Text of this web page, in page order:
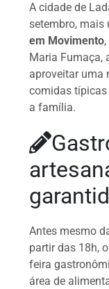
at
s
A
p
p
c
e
b
o
o
A cidade de
setembro, mais
em Movimento
Maria Fumaça,
aproveitar uma
comidas
a família.
Antes mesmo
partir das 18h,
feira
área de